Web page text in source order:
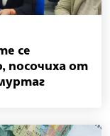
се
посочиха от